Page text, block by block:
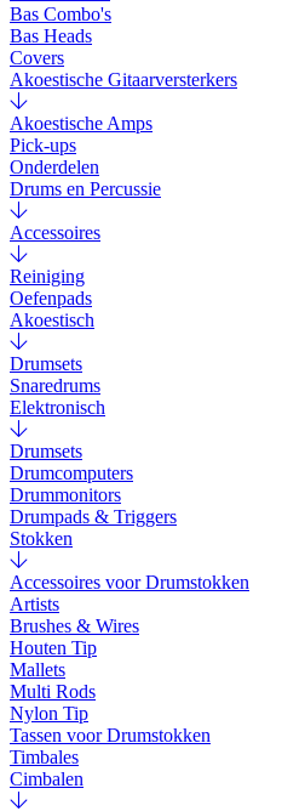
Bas Combo's
Bas Heads
Covers
Akoestische Gitaarversterkers
Akoestische Amps
Pick-ups
Onderdelen
Drums en Percussie
Accessoires
Reiniging
Oefenpads
Akoestisch
Drumsets
Snaredrums
Elektronisch
Drumsets
Drumcomputers
Drummonitors
Drumpads & Triggers
Stokken
Accessoires voor Drumstokken
Artists
Brushes & Wires
Houten Tip
Mallets
Multi Rods
Nylon Tip
Tassen voor Drumstokken
Timbales
Cimbalen